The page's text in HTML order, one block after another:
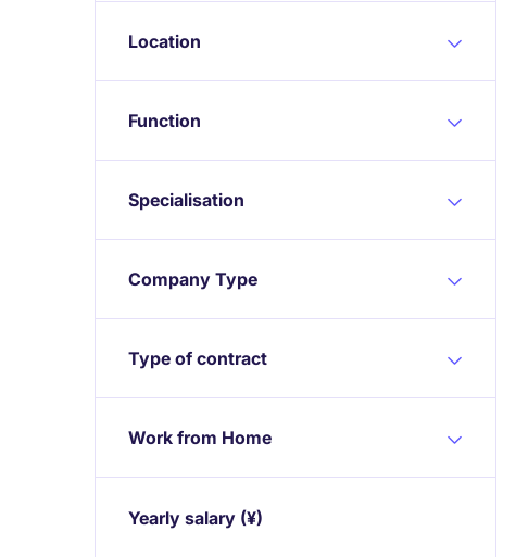
Location
Function
Specialisation
Company Type
Type of contract
Work from Home
Yearly salary (¥)